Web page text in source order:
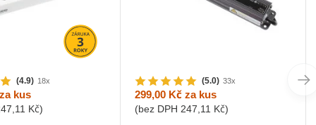
(4.9) 18x
za kus
Kč)
(5.0) 33x
299,00 Kč za kus
(bez DPH 247,11 Kč)